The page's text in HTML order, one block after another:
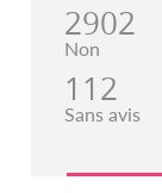
2902
Non
112
Sans avis